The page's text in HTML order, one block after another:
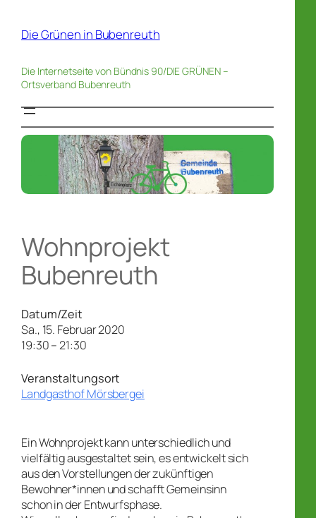
springenDie Grünen in Bubenreuth
Die Internetseite von Bündnis 90/DIE GRÜNEN –
Ortsverband Bubenreuth
Wohnprojekt
Bubenreuth
Datum/Zeit
Sa., 15. Februar 2020
19:30 – 21:30
Veranstaltungsort
Landgasthof Mörsbergei
Ein Wohnprojekt kann unterschiedlich und
vielfältig ausgestaltet sein, es entwickelt sich
aus den Vorstellungen der zukünftigen
Bewohner*innen und schafft Gemeinsinn
schon in der Entwurfsphase.